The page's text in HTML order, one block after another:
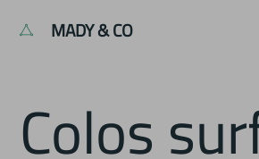
MADY & CO
Colos surf et